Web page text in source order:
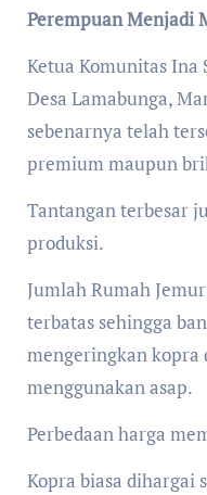
Perempuan Menjadi
Ketua Komunitas Ina
Desa Lamabunga,
sebenarnya telah
premium maupun
Tantangan terbesar
produksi.
Jumlah Rumah
terbatas sehingga
mengeringkan kopra
menggunakan asap.
Perbedaan harga
Kopra biasa dihargai